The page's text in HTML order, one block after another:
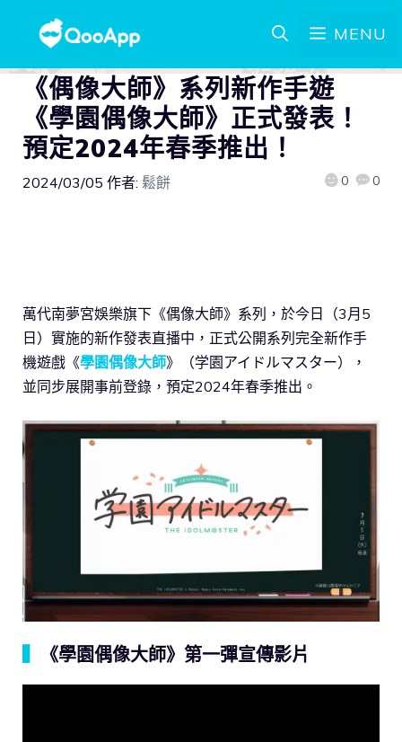
MENU
《偶像大師》系列新作手遊
《學園偶像大師》正式發表！
預定2024年春季推出！
2024/03/05 作者: 鬆餅 0 0
萬代南夢宮娛樂旗下《偶像大師》系列，於今日（3月5
日）實施的新作發表直播中，正式公開系列完全新作手
機遊戲《學園偶像大師》（学園アイドルマスター），
並同步展開事前登錄，預定2024年春季推出。
《學園偶像大師》第一彈宣傳影片